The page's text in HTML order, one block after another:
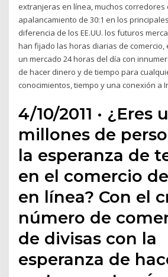
extranjeras en línea, muchos corredores
apalancamiento de 30:1 en los
diferencia de los EE.UU. los futuros
han fijado las horas diarias de comercio,
un mercado 24 horas del día con
de hacer dinero y de tiempo para
conocimientos, tiempo y una conexión a
4/10/2011 · ¿Eres
millones de
la esperanza de
en el comercio
en línea? Con el
número de
de divisas con la
esperanza de